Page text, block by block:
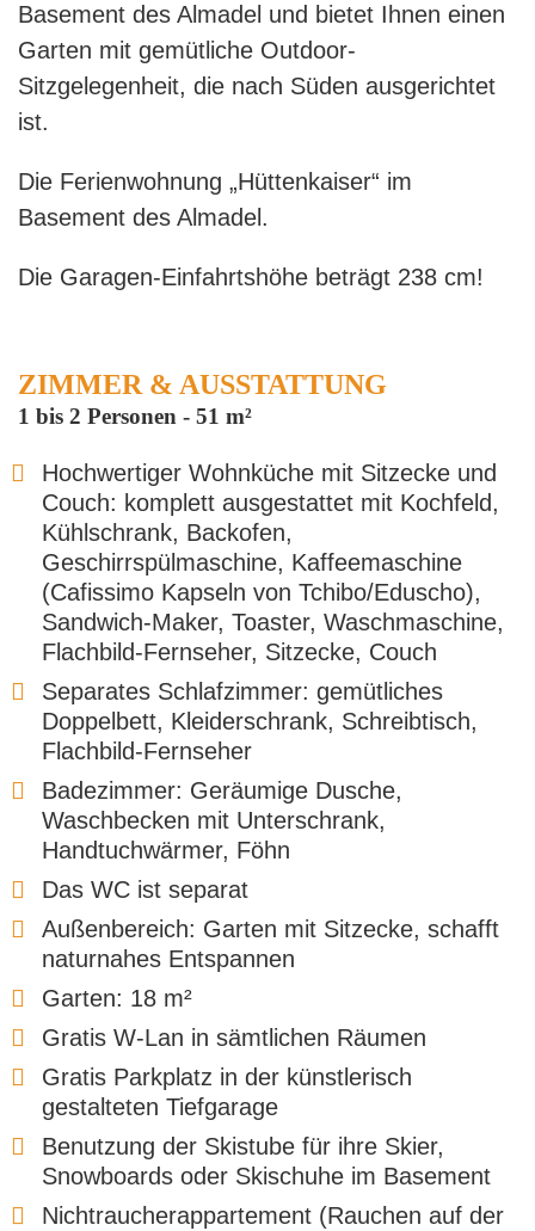
Basement des Almadel und bietet Ihnen einen
Garten mit gemütliche Outdoor-
Sitzgelegenheit, die nach Süden ausgerichtet
ist.
Die Ferienwohnung „Hüttenkaiser“ im
Basement des Almadel.
Die Garagen-Einfahrtshöhe beträgt 238 cm!
ZIMMER & AUSSTATTUNG
1 bis 2 Personen - 51 m²
Hochwertiger Wohnküche mit Sitzecke und
Couch: komplett ausgestattet mit Kochfeld,
Kühlschrank, Backofen,
Geschirrspülmaschine, Kaffeemaschine
(Cafissimo Kapseln von Tchibo/Eduscho),
Sandwich-Maker, Toaster, Waschmaschine,
Flachbild-Fernseher, Sitzecke, Couch
Separates Schlafzimmer: gemütliches
Doppelbett, Kleiderschrank, Schreibtisch,
Flachbild-Fernseher
Badezimmer: Geräumige Dusche,
Waschbecken mit Unterschrank,
Handtuchwärmer, Föhn
Das WC ist separat
Außenbereich: Garten mit Sitzecke, schafft
naturnahes Entspannen
Garten: 18 m²
Gratis W-Lan in sämtlichen Räumen
Gratis Parkplatz in der künstlerisch
gestalteten Tiefgarage
Benutzung der Skistube für ihre Skier,
Snowboards oder Skischuhe im Basement
Nichtraucherappartement (Rauchen auf der